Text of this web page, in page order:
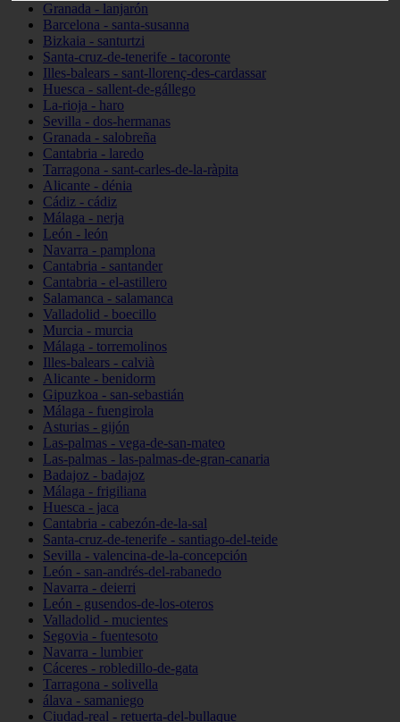
Granada - lanjarón
Barcelona - santa-susanna
Bizkaia - santurtzi
Santa-cruz-de-tenerife - tacoronte
Illes-balears - sant-llorenç-des-cardassar
Huesca - sallent-de-gállego
La-rioja - haro
Sevilla - dos-hermanas
Granada - salobreña
Cantabria - laredo
Tarragona - sant-carles-de-la-ràpita
Alicante - dénia
Cádiz - cádiz
Málaga - nerja
León - león
Navarra - pamplona
Cantabria - santander
Cantabria - el-astillero
Salamanca - salamanca
Valladolid - boecillo
Murcia - murcia
Málaga - torremolinos
Illes-balears - calvià
Alicante - benidorm
Gipuzkoa - san-sebastián
Málaga - fuengirola
Asturias - gijón
Las-palmas - vega-de-san-mateo
Las-palmas - las-palmas-de-gran-canaria
Badajoz - badajoz
Málaga - frigiliana
Huesca - jaca
Cantabria - cabezón-de-la-sal
Santa-cruz-de-tenerife - santiago-del-teide
Sevilla - valencina-de-la-concepción
León - san-andrés-del-rabanedo
Navarra - deierri
León - gusendos-de-los-oteros
Valladolid - mucientes
Segovia - fuentesoto
Navarra - lumbier
Cáceres - robledillo-de-gata
Tarragona - solivella
álava - samaniego
Ciudad-real - retuerta-del-bullaque